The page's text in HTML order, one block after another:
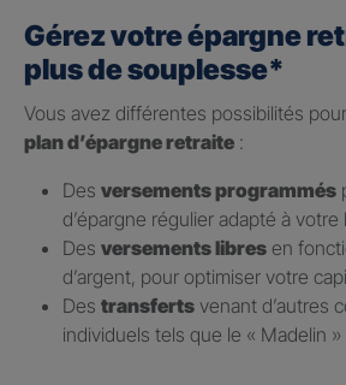
Gérez votre épargne
plus de souplesse*
Vous avez différentes possibilités
plan d’épargne retraite :
Des versements programmés
d’épargne régulier adapté à
Des versements libres en
d’argent, pour optimiser votre
Des transferts venant d’autres
individuels tels que le « Madelin »